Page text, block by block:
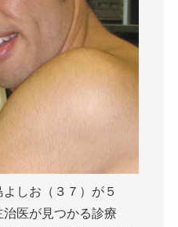
しお（３７）が５
医が見つかる診療